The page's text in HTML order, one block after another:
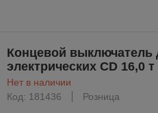
Концевой выключатель
электрических CD 16,0 т
Нет в наличии
Код: 181436
Розница